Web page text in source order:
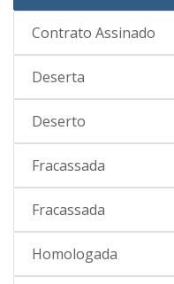
Contrato Assinado
Deserta
Deserto
Fracassada
Fracassada
Homologada